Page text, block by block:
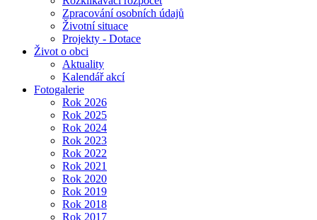
Zpracování osobních údajů
Životní situace
Projekty - Dotace
Život o obci
Aktuality
Kalendář akcí
Fotogalerie
Rok 2026
Rok 2025
Rok 2024
Rok 2023
Rok 2022
Rok 2021
Rok 2020
Rok 2019
Rok 2018
Rok 2017